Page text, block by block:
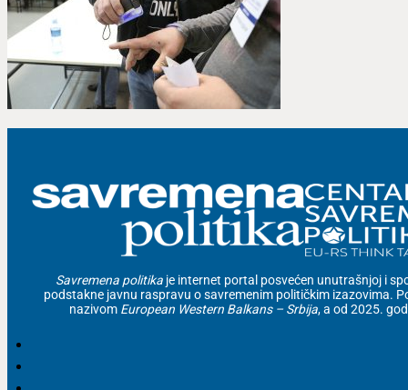
Savremena politika je internet portal posvećen unutrašnjoj i
podstakne javnu raspravu o savremenim političkim izazovima.
nazivom European Western Balkans – Srbija, a od 2025.